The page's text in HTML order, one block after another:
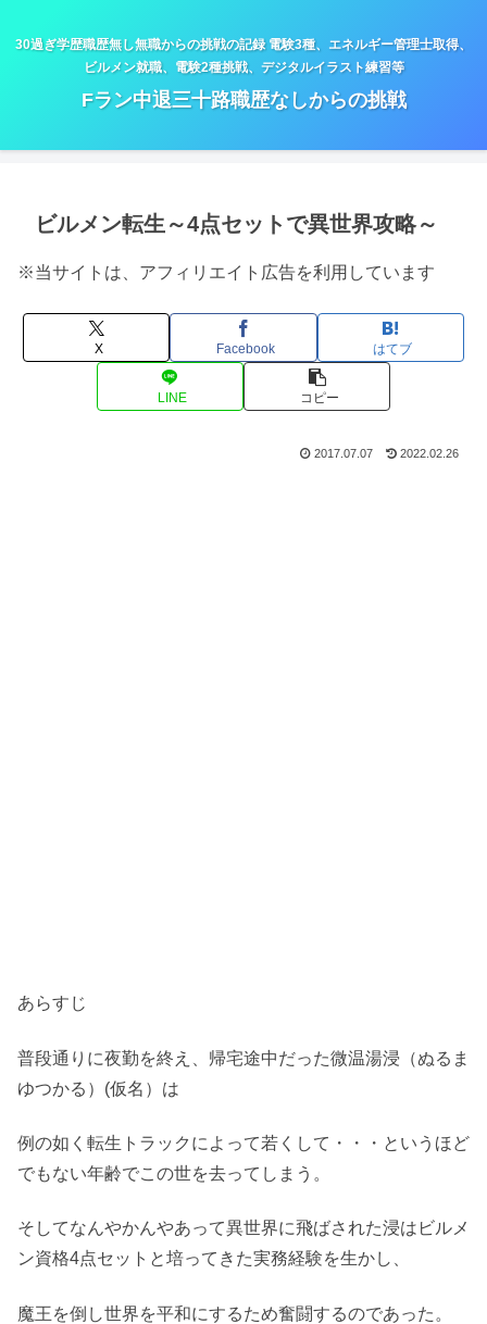
30過ぎ学歴職歴無し無職からの挑戦の記録 電験3種、エネルギー管理士取得、
ビルメン就職、電験2種挑戦、デジタルイラスト練習等
Fラン中退三十路職歴なしからの挑戦
ビルメン転生～4点セットで異世界攻略～
※当サイトは、アフィリエイト広告を利用しています
X Facebook はてブ
LINE コピー
2017.07.07 2022.02.26
あらすじ
普段通りに夜勤を終え、帰宅途中だった微温湯浸（ぬるま
ゆつかる）(仮名）は
例の如く転生トラックによって若くして・・・というほど
でもない年齢でこの世を去ってしまう。
そしてなんやかんやあって異世界に飛ばされた浸はビルメ
ン資格4点セットと培ってきた実務経験を生かし、
魔王を倒し世界を平和にするため奮闘するのであった。